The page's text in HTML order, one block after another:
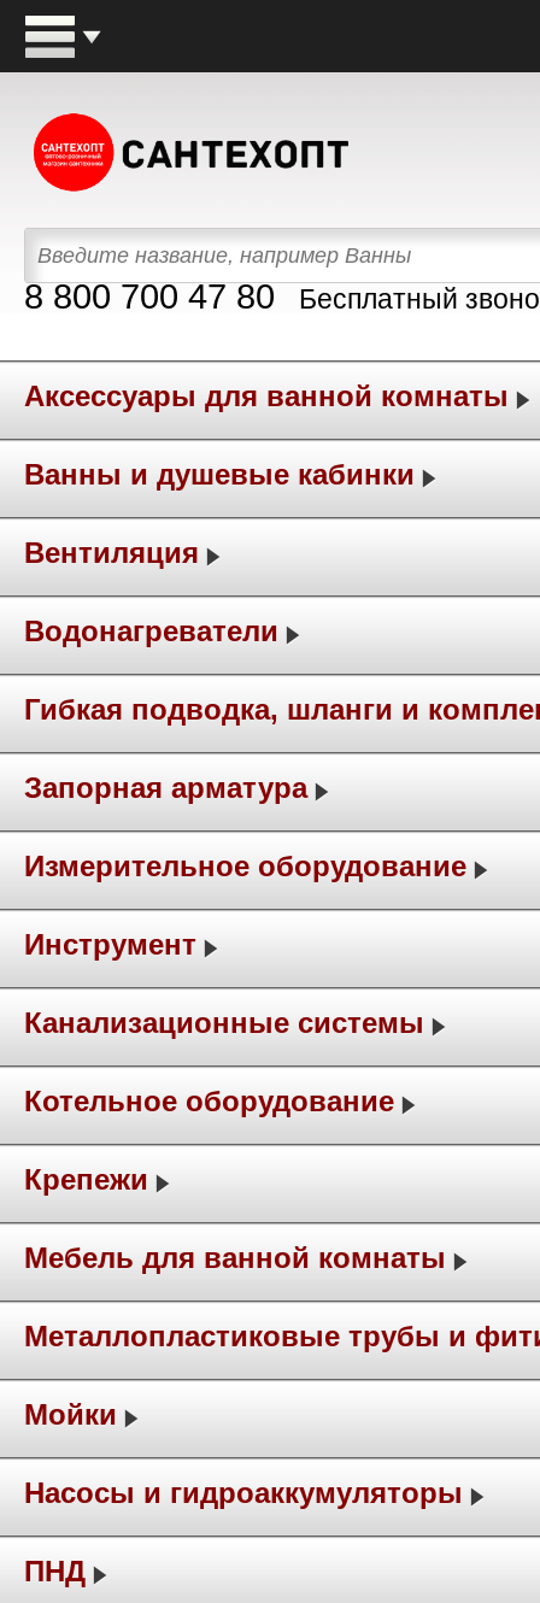
8 800 700 47 80 Бесплатный
Аксессуары для ванной комнаты
Ванны и душевые кабинки
Вентиляция
Водонагреватели
Гибкая подводка, шланги и
Запорная арматура
Измерительное оборудование
Инструмент
Канализационные системы
Котельное оборудование
Крепежи
Мебель для ванной комнаты
Металлопластиковые трубы и
Мойки
Насосы и гидроаккумуляторы
ПНД